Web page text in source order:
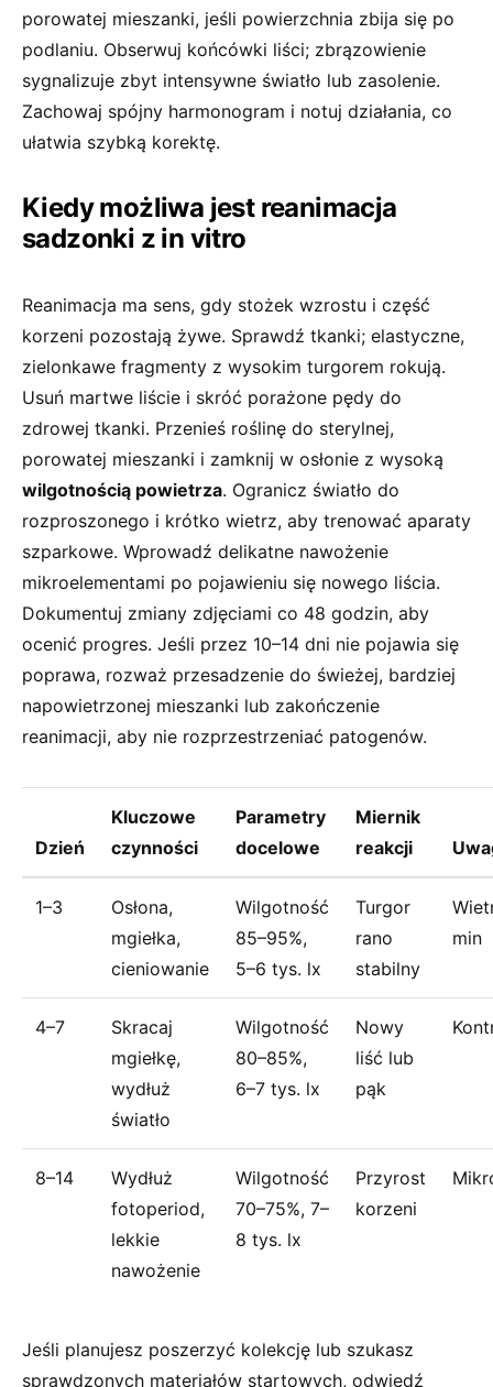
porowatej mieszanki, jeśli powierzchnia zbija się po
podlaniu. Obserwuj końcówki liści; zbrązowienie
sygnalizuje zbyt intensywne światło lub zasolenie.
Zachowaj spójny harmonogram i notuj działania, co
ułatwia szybką korektę.
Kiedy możliwa jest reanimacja
sadzonki z in vitro
Reanimacja ma sens, gdy stożek wzrostu i część
korzeni pozostają żywe. Sprawdź tkanki; elastyczne,
zielonkawe fragmenty z wysokim turgorem rokują.
Usuń martwe liście i skróć porażone pędy do
zdrowej tkanki. Przenieś roślinę do sterylnej,
porowatej mieszanki i zamknij w osłonie z wysoką
wilgotnością powietrza. Ogranicz światło do
rozproszonego i krótko wietrz, aby trenować aparaty
szparkowe. Wprowadź delikatne nawożenie
mikroelementami po pojawieniu się nowego liścia.
Dokumentuj zmiany zdjęciami co 48 godzin, aby
ocenić progres. Jeśli przez 10–14 dni nie pojawia się
poprawa, rozważ przesadzenie do świeżej, bardziej
napowietrzonej mieszanki lub zakończenie
reanimacji, aby nie rozprzestrzeniać patogenów.
Dzień
Kluczowe
czynności
Parametry
docelowe
Miernik
reakcji
1–3
Osłona,
mgiełka,
cieniowanie
Wilgotność
85–95%,
5–6 tys. lx
Turgor
rano
stabilny
min
4–7
Skracaj
mgiełkę,
wydłuż
światło
Wilgotność
80–85%,
6–7 tys. lx
Nowy
liść lub
pąk
8–14
Wydłuż
fotoperiod,
lekkie
nawożenie
Wilgotność
70–75%, 7–
8 tys. lx
Przyrost
korzeni
Jeśli planujesz poszerzyć kolekcję lub szukasz
sprawdzonych materiałów startowych, odwiedź